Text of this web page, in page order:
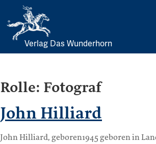
Skip
Verlag Das Wunderhorn
Rolle: Fotograf
John Hilliard
John Hilliard, geboren1945 geboren in